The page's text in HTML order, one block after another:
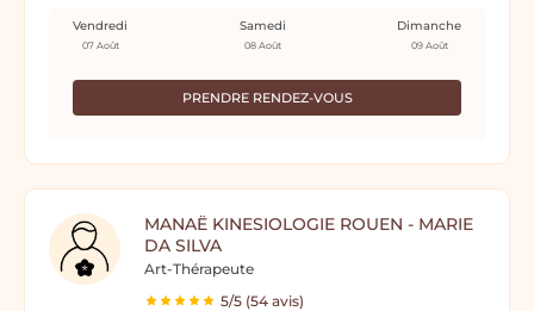
PRENDRE RENDEZ-VOUS
Vendredi
07 Août
Samedi
08 Août
Dimanche
09 Août
MANAË KINESIOLOGIE ROUEN - MARIE
DA SILVA
Art-Thérapeute
5/5 (54 avis)